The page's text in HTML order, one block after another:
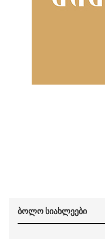
ბოლო სიახლეები